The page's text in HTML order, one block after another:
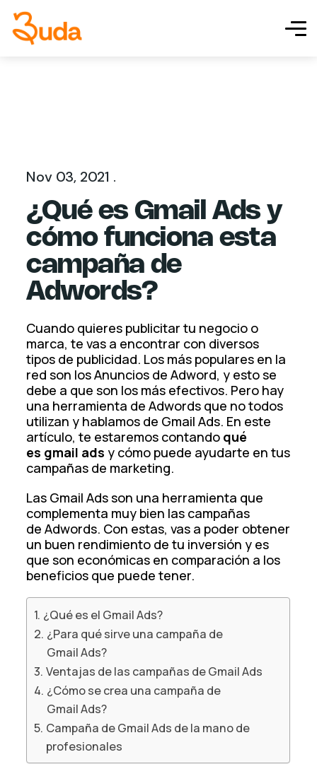
Nov 03, 2021 .
¿Qué es Gmail Ads y
cómo funciona esta
campaña de
Adwords?
Cuando quieres publicitar tu negocio o
marca, te vas a encontrar con diversos
tipos de publicidad. Los más populares en la
red son los Anuncios de Adword, y esto se
debe a que son los más efectivos. Pero hay
una herramienta de Adwords que no todos
utilizan y hablamos de Gmail Ads. En este
artículo, te estaremos contando qué
es gmail ads y cómo puede ayudarte en tus
campañas de marketing.
Las Gmail Ads son una herramienta que
complementa muy bien las campañas
de Adwords. Con estas, vas a poder obtener
un buen rendimiento de tu inversión y es
que son económicas en comparación a los
beneficios que puede tener.
¿Qué es el Gmail Ads?
¿Para qué sirve una campaña de
Gmail Ads?
Ventajas de las campañas de Gmail Ads
¿Cómo se crea una campaña de
Gmail Ads?
Campaña de Gmail Ads de la mano de
profesionales